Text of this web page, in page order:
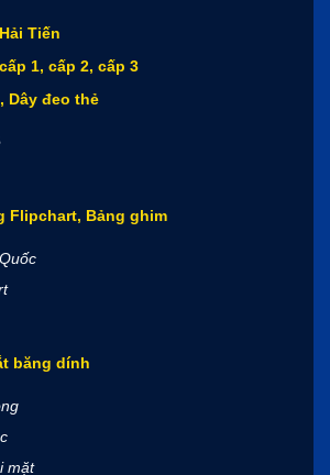
Tiến
1, cấp 2, cấp 3
Dây đeo thẻ
Flipchart, Bảng ghim
băng dính
mặt